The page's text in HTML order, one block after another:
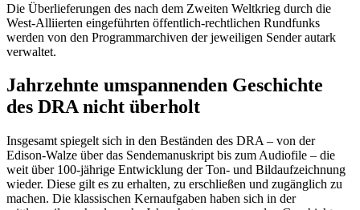
Die Überlieferungen des nach dem Zweiten Weltkrieg durch die
West-Alliierten eingeführten öffentlich-rechtlichen Rundfunks
werden von den Programmarchiven der jeweiligen Sender autark
verwaltet.
Jahrzehnte umspannenden Geschichte
des DRA nicht überholt
Insgesamt spiegelt sich in den Beständen des DRA – von der
Edison-Walze über das Sendemanuskript bis zum Audiofile – die
weit über 100-jährige Entwicklung der Ton- und Bildaufzeichnung
wieder. Diese gilt es zu erhalten, zu erschließen und zugänglich zu
machen. Die klassischen Kernaufgaben haben sich in der